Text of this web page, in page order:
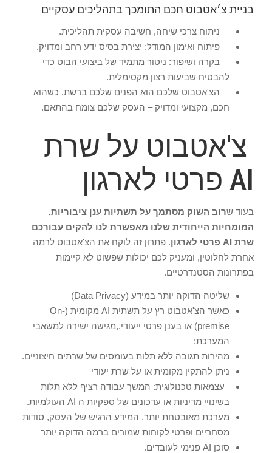
בניית צ׳אטבוט חכם התומכך בתהליכים עסקיים
ניתוח צרכי שיחה, חשיבה עסקית תהליכית.
פיתוח ואימון המודל: יצירת בסיס ידע רחב ומדויק.
בקרה ושיפור: ניטור מתמיד של ביצועי הבוט כדי
להבטיח שביעות רצון מקסימלית.
הצ'אטבוט שלכם הוא הפנים שלכם ברשת. כשהוא
חכם, מקצועי ומדויק – העסק שלכם צומח בהתאם.
צ'אטבוט על שרת
AI פרטי לארגון
בעוד שרוב השוק מסתמך על תשתיות ענן ציבוריות,
המומחיות הייחודית שלנו מאפשרת לנו להקים עבורכם
שרת AI פרטי לארגון
. פתרון זה לוקח את הצ'אטבוט לרמה
אחרת לחלוטין, ומעניק לכם יכולות שפשוט לא קיימות
בפתרונות הסטנדרטיים.
שליטה הדוקה יותר במידע (Data Privacy)
כאשר הצ'אטבוט רץ על תשתית AI מקומית (On-
premise) או בענן פרטי ייעודי.,מגישה ישירה למשאבי
המערכת:
מהירות תגובה ללא תלות בעומסים של שרתים חיצוניים.
ניתן להתקין מקומית או על שרת יעודי
עצמאות טכנולוגית: המשך עבודה רציף ללא תלות
בשינויי מדיניות או עדכונים של ספקיות ה AI העולמיות.
מערכת מאובטחת יותר. המידע הרגיש של העסק, סודות
מסחריים ופרטי לקוחות שמורים ברמה הדוקה יותר
סוכן AI פנימי לעובדים.